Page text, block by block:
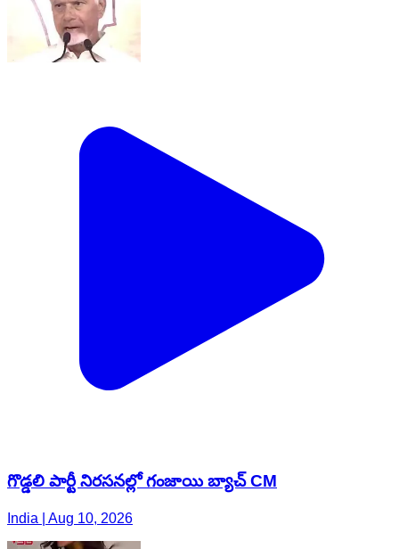
గొడ్డలి పార్టీ నిరసనల్లో గంజాయి బ్యాచ్ CM
India | Aug 10, 2026